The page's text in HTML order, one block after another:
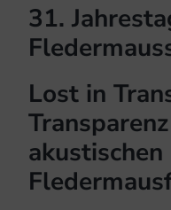
31.
Lost in
akustischen